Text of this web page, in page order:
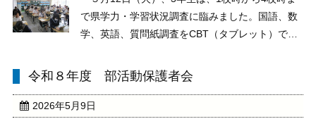
で県学力・学習状況調査に臨みました。国語、数
学、英語、質問紙調査をCBT（タブレット）で行
頑張っていました。学力がどれくらい伸びたの
令和８年度 部活動保護者会
2026年5月9日